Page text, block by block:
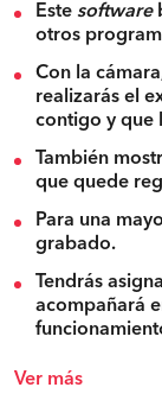
Este software
otros
Con la
realizarás el
contigo y que
También
que quede
Para una
grabado.
Tendrás
acompañará
Ver más